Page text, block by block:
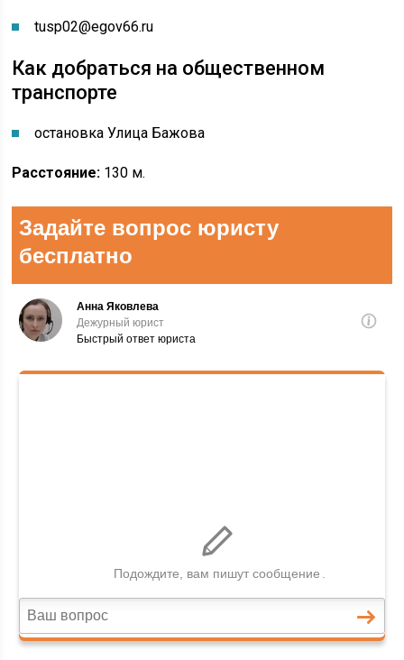
tusp02@egov66.ru
Как добраться на общественном
транспорте
остановка Улица Бажова
Расстояние: 130 м.